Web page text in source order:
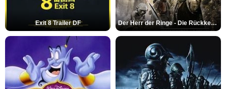
Exit 8 Trailer DF Der Herr der Ringe - Die Rückkehr des Königs Trailer OV